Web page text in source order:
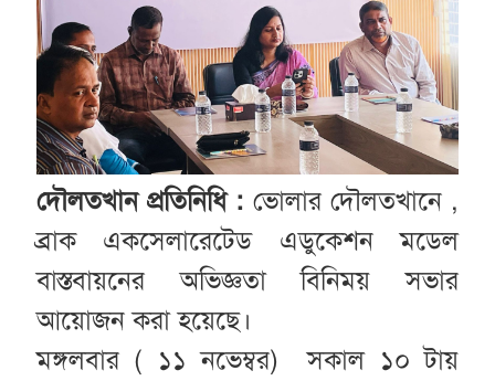
দৌলতখান প্রতিনিধি : ভোলার দৌলতখানে ,
ব্রাক একসেলারেটেড এডুকেশন মডেল
বাস্তবায়নের অভিজ্ঞতা বিনিময় সভার
আয়োজন করা হয়েছে।
মঙ্গলবার ( ১১ নভেম্বর) সকাল ১০ টায়